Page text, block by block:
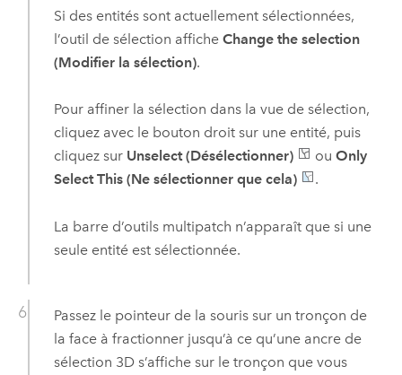
Si des entités sont actuellement sélectionnées,
l’outil de sélection affiche Change the selection
(Modifier la sélection).
Pour affiner la sélection dans la vue de sélection,
cliquez avec le bouton droit sur une entité, puis
cliquez sur Unselect (Désélectionner) ou Only
Select This (Ne sélectionner que cela)
.
La barre d’outils multipatch n’apparaît que si une
seule entité est sélectionnée.
Passez le pointeur de la souris sur un tronçon de
la face à fractionner jusqu’à ce qu’une ancre de
sélection 3D s’affiche sur le tronçon que vous